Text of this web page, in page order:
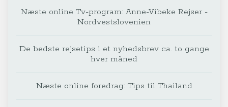
Næste online Tv-program: Anne-Vibeke Rejser -
Nordvestslovenien
De bedste rejsetips i et nyhedsbrev ca. to gange
hver måned
Næste online foredrag: Tips til Thailand